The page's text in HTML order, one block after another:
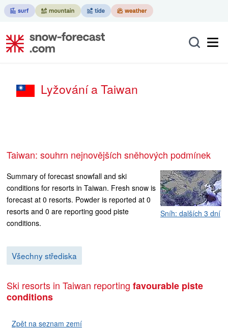
Lyžování a Taiwan
Taiwan: souhrn nejnovějších sněhových podmínek
Sníh: dalších 3 dní
Summary of forecast snowfall and ski
conditions for resorts in Taiwan. Fresh snow is
forecast at 0 resorts. Powder is reported at 0
resorts and 0 are reporting good piste
conditions.
Všechny střediska
Ski resorts in Taiwan reporting favourable piste
conditions
Zpět na seznam zemí